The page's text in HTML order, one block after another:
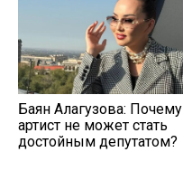
Баян Алагузова: Почему
артист не может стать
достойным депутатом?